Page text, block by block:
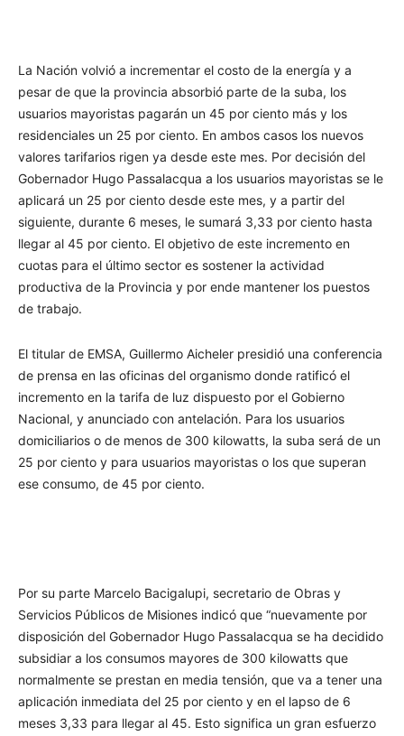
La Nación volvió a incrementar el costo de la energía y a
pesar de que la provincia absorbió parte de la suba, los
usuarios mayoristas pagarán un 45 por ciento más y los
residenciales un 25 por ciento. En ambos casos los nuevos
valores tarifarios rigen ya desde este mes. Por decisión del
Gobernador Hugo Passalacqua a los usuarios mayoristas se le
aplicará un 25 por ciento desde este mes, y a partir del
siguiente, durante 6 meses, le sumará 3,33 por ciento hasta
llegar al 45 por ciento. El objetivo de este incremento en
cuotas para el último sector es sostener la actividad
productiva de la Provincia y por ende mantener los puestos
de trabajo.
El titular de EMSA, Guillermo Aicheler presidió una conferencia
de prensa en las oficinas del organismo donde ratificó el
incremento en la tarifa de luz dispuesto por el Gobierno
Nacional, y anunciado con antelación. Para los usuarios
domiciliarios o de menos de 300 kilowatts, la suba será de un
25 por ciento y para usuarios mayoristas o los que superan
ese consumo, de 45 por ciento.
Por su parte Marcelo Bacigalupi, secretario de Obras y
Servicios Públicos de Misiones indicó que “nuevamente por
disposición del Gobernador Hugo Passalacqua se ha decidido
subsidiar a los consumos mayores de 300 kilowatts que
normalmente se prestan en media tensión, que va a tener una
aplicación inmediata del 25 por ciento y en el lapso de 6
meses 3,33 para llegar al 45. Esto significa un gran esfuerzo